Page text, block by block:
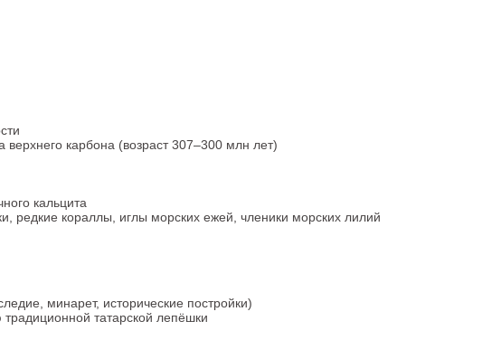
верхнего карбона (возраст 307–300 млн лет)
кальцита
кораллы, иглы морских ежей, членики морских лилий
минарет, исторические постройки)
татарской лепёшки